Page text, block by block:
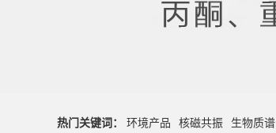
热门关键词： 环境产品 核磁共振 生物质谱